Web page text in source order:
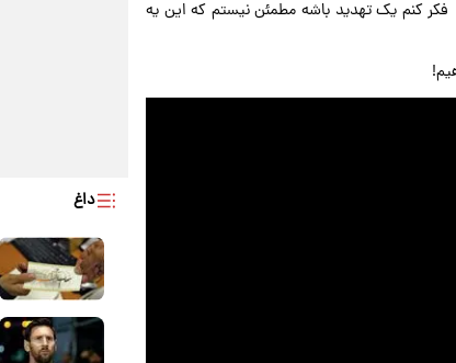
فکر کنم یک تهدید باشه مطمئن نیستم که این یه
داغ